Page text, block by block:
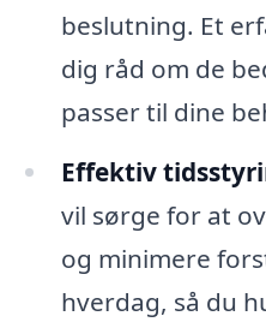
beslutning. Et
dig råd om de
passer til dine
Effektiv
vil sørge for at
og minimere
hverdag, så du